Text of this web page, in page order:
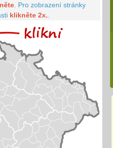
. Pro zobrazení stránky
klikněte 2x.